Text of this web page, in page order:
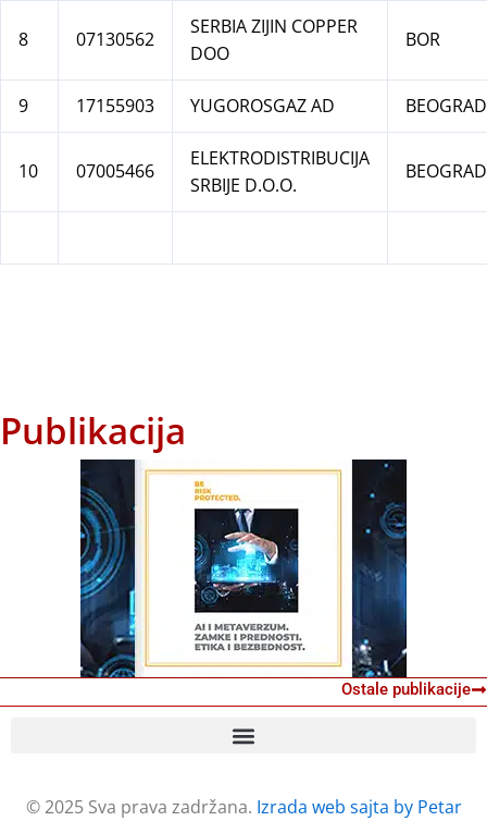
8 07130562
SERBIA ZIJIN COPPER
DOO
BOR
9 17155903 YUGOROSGAZ AD BEOGRAD
10 07005466
ELEKTRODISTRIBUCIJA
SRBIJE D.O.O.
BEOGRAD
Publikacija
Ostale publikacije
© 2025 Sva prava zadržana. Izrada web sajta by Petar